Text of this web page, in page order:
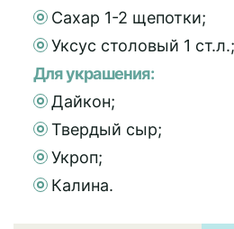
Сахар 1-2 щепотки;
Уксус столовый 1 ст.л.;
Для украшения:
Дайкон;
Твердый сыр;
Укроп;
Калина.